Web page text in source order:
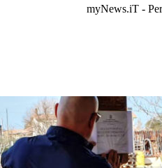
myNews.iT -